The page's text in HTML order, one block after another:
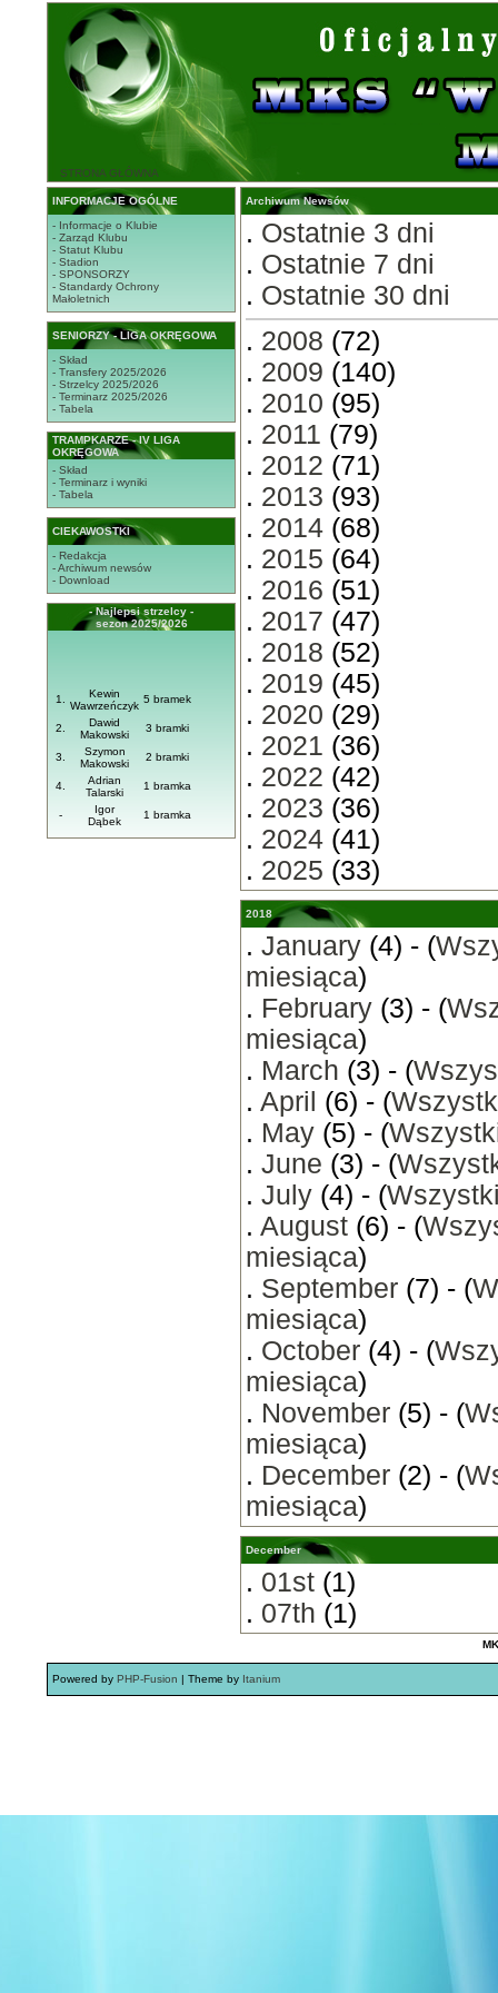
STRONA GŁÓWNA
INFORMACJE OGÓLNE
- Informacje o Klubie
- Zarząd Klubu
- Statut Klubu
- Stadion
- SPONSORZY
- Standardy Ochrony
Małoletnich
SENIORZY - LIGA OKRĘGOWA
- Skład
- Transfery 2025/2026
- Strzelcy 2025/2026
- Terminarz 2025/2026
- Tabela
TRAMPKARZE - IV LIGA
OKRĘGOWA
- Skład
- Terminarz i wyniki
- Tabela
CIEKAWOSTKI
- Redakcja
- Archiwum newsów
- Download
- Najlepsi strzelcy -
sezon 2025/2026
1.
Kewin
Wawrzeńczyk
5 bramek
2.
Dawid
Makowski
3 bramki
3.
Szymon
Makowski
2 bramki
4.
Adrian
Talarski
1 bramka
-
Igor
Dąbek
1 bramka
Archiwum Newsów
. Ostatnie 3 dni
. Ostatnie 7 dni
. Ostatnie 30 dni
. 2008 (72)
. 2009 (140)
. 2010 (95)
. 2011 (79)
. 2012 (71)
. 2013 (93)
. 2014 (68)
. 2015 (64)
. 2016 (51)
. 2017 (47)
. 2018 (52)
. 2019 (45)
. 2020 (29)
. 2021 (36)
. 2022 (42)
. 2023 (36)
. 2024 (41)
. 2025 (33)
2018
. January (4) - (
miesiąca)
. February (3) - (
miesiąca)
. March (3) - (
. April (6) - (
. May (5) - (
. June (3) - (
. July (4) - (
. August (6) - (
miesiąca)
. September (7) - (
miesiąca)
. October (4) - (
miesiąca)
. November (5) - (
miesiąca)
. December (2) - (
miesiąca)
December
. 01st (1)
. 07th (1)
Powered by PHP-Fusion | Theme by Itanium